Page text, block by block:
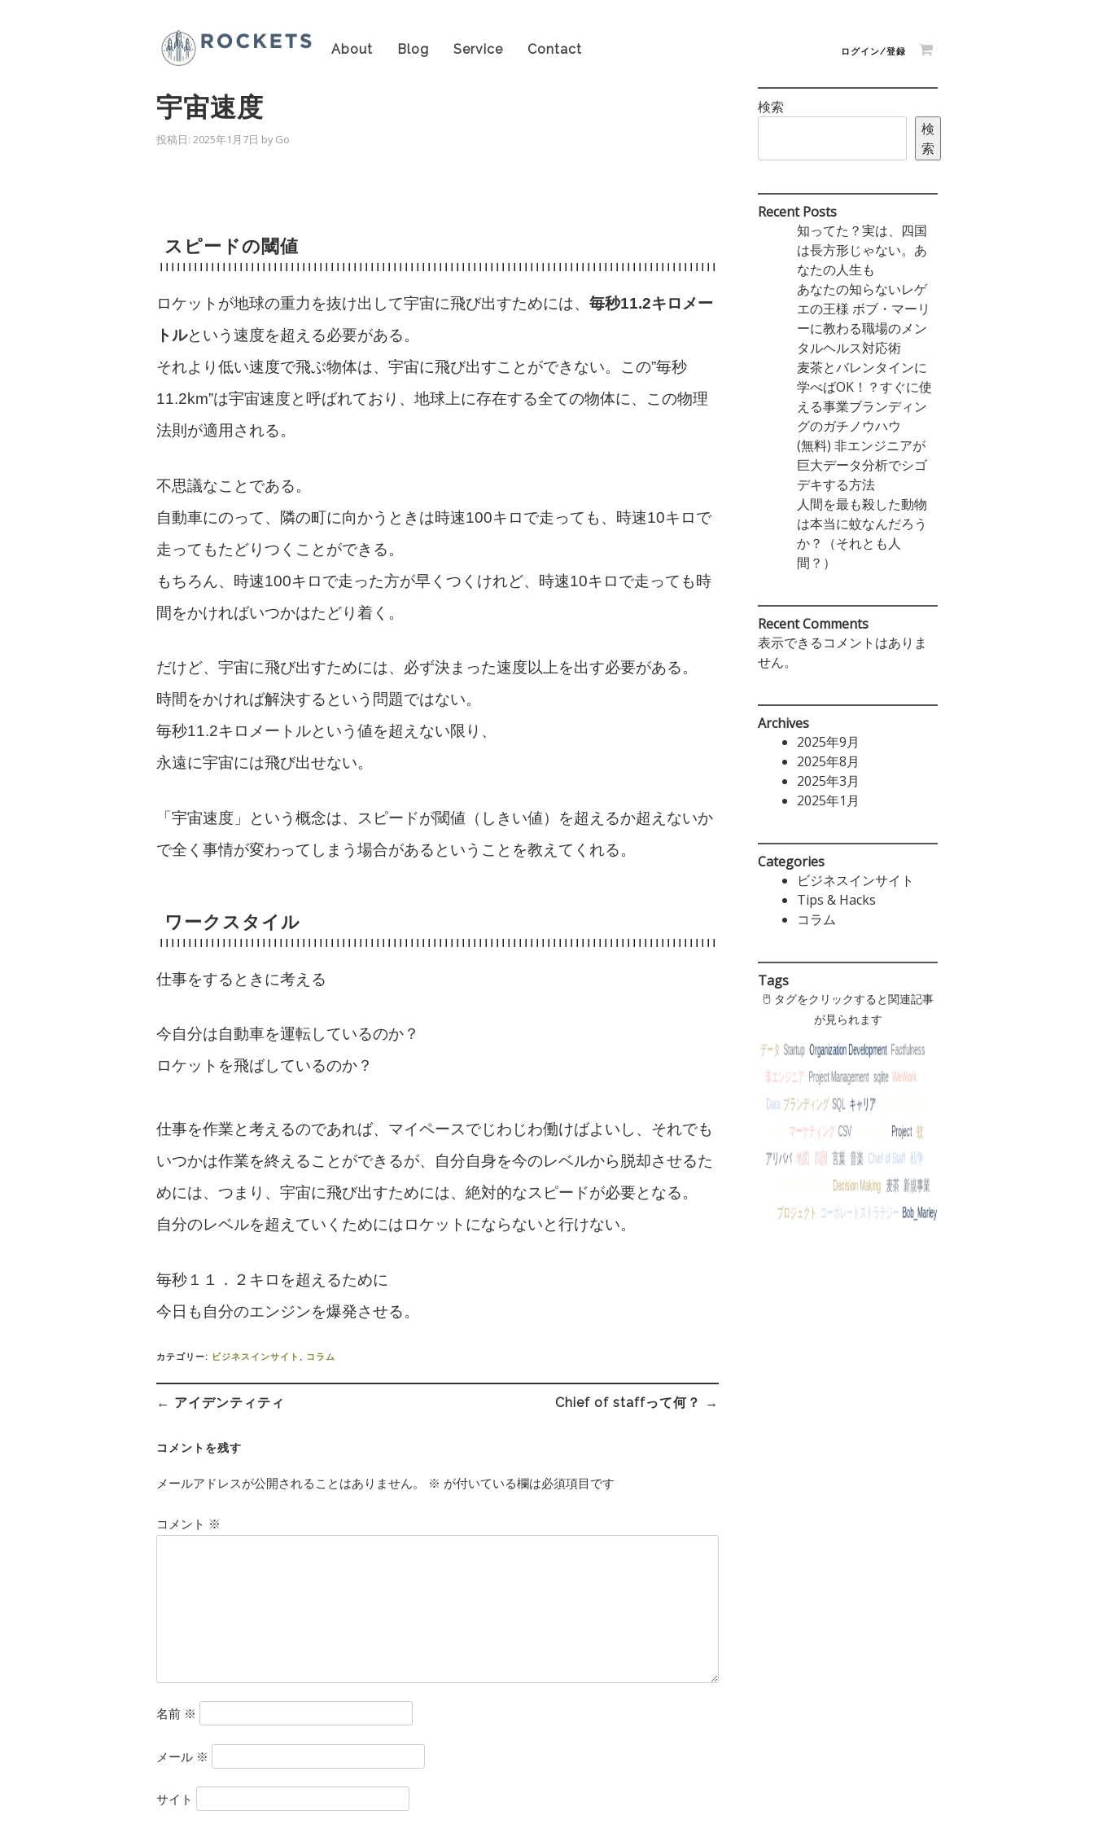
About Blog Service Contact ログイン/登録
宇宙速度
投稿日: 2025年1月7日 by Go
スピードの閾値
ロケットが地球の重力を抜け出して宇宙に飛び出すためには、 毎秒11.2キロメー
トルという速度を超える必要がある。
それより低い速度で飛ぶ物体は、宇宙に飛び出すことができない。この”毎秒
11.2km”は宇宙速度と呼ばれており、地球上に存在する全ての物体に、この物理
法則が適用される。
不思議なことである。
自動車にのって、隣の町に向かうときは時速100キロで走っても、時速10キロで
走ってもたどりつくことができる。
もちろん、時速100キロで走った方が早くつくけれど、時速10キロで走っても時
間をかければいつかはたどり着く。
だけど、宇宙に飛び出すためには、必ず決まった速度以上を出す必要がある。
時間をかければ解決するという問題ではない。
毎秒11.2キロメートルという値を超えない限り、
永遠に宇宙には飛び出せない。
「宇宙速度」という概念は、スピードが閾値（しきい値）を超えるか超えないか
で全く事情が変わってしまう場合があるということを教えてくれる。
ワークスタイル
仕事をするときに考える
今自分は自動車を運転しているのか？
ロケットを飛ばしているのか？
仕事を作業と考えるのであれば、マイペースでじわじわ働けばよいし、それでも
いつかは作業を終えることができるが、自分自身を今のレベルから脱却させるた
めには、つまり、宇宙に飛び出すためには、絶対的なスピードが必要となる。
自分のレベルを超えていくためにはロケットにならないと行けない。
毎秒１１．２キロを超えるために
今日も自分のエンジンを爆発させる。
カテゴリー: ビジネスインサイト , コラム
稿
ビ
ー
ョ
ン
← アイデンティティ Chief of staffって何？ →
コメントを残す
メールアドレスが公開されることはありません。 ※ が付いている欄は必須項目です
コメント ※
名前 ※
メール ※
サイト
検索
検
索
Recent Posts
知ってた？実は、四国
は長方形じゃない。あ
なたの人生も
あなたの知らないレゲ
エの王様 ボブ・マーリ
ーに教わる職場のメン
タルヘルス対応術
麦茶とバレンタインに
学べばOK！？すぐに使
える事業ブランディン
グのガチノウハウ
(無料) 非エンジニアが
巨大データ分析でシゴ
デキする方法
人間を最も殺した動物
は本当に蚊なんだろう
か？（それとも人
間？）
Recent Comments
表示できるコメントはありま
せん。
Archives
2025年9月
2025年8月
2025年3月
2025年1月
Categories
ビジネスインサイト
Tips & Hacks
コラム
Tags
🖱 タグをクリックすると関連記事
が見られます